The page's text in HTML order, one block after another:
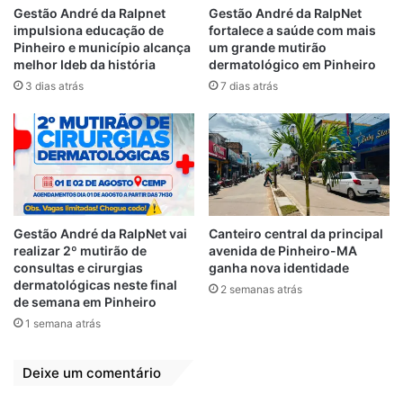
nacional. Também monitora a execução e
os resultados dos programas sociais e
serviços oferecidos à população.
da Assistência Social, por meio do Censo
Suas, possibilita conhecimento da realidade
de cada município, com vistas à
implementação de políticas sociais para a
diminuição das desigualdades e a garantia
dos direitos fundamentais dos cidadãos”,
destacou o presidente da Famem, Erlanio
Xavier.
elaboração dos instrumentos de
planejamento, tais como o Plano Plurianual,
Gestão André da Ralpnet
impulsiona educação de
Pinheiro e município alcança
melhor Ideb da história
3 dias atrás
Gestão André da RalpNet
fortalece a saúde com mais
um grande mutirão
dermatológico em Pinheiro
7 dias atrás
Gestão André da RalpNet vai
realizar 2º mutirão de
consultas e cirurgias
dermatológicas neste final
de semana em Pinheiro
1 semana atrás
Canteiro central da principal
avenida de Pinheiro-MA
ganha nova identidade
2 semanas atrás
Deixe um comentário